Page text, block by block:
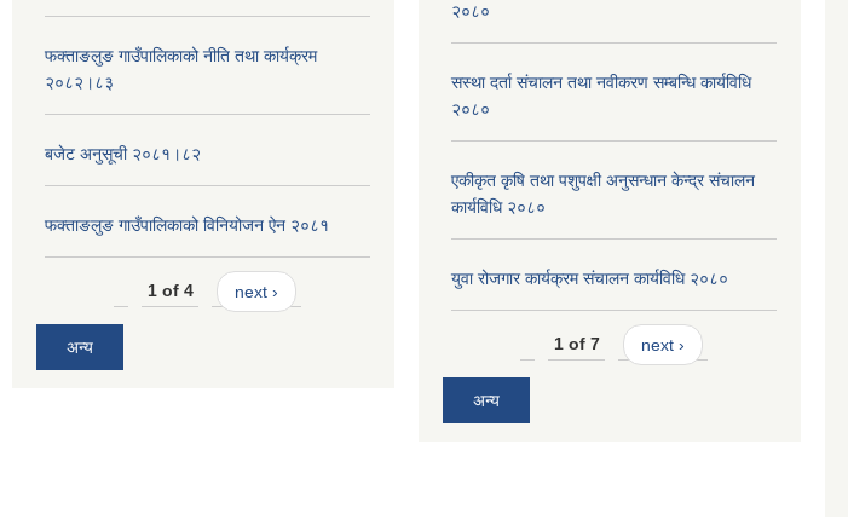
फक्ताङलुङ गाउँपालिकाको नीति तथा कार्यक्रम
२०८२।८३
बजेट अनुसूची २०८१।८२
फक्ताङलुङ गाउँपालिकाको विनियोजन ऐन २०८१
1 of 4 next ›
अन्य
२०८०
सस्था दर्ता संचालन तथा नवीकरण सम्बन्धि कार्यविधि
२०८०
एकीकृत कृषि तथा पशुपक्षी अनुसन्धान केन्द्र संचालन
कार्यविधि २०८०
युवा रोजगार कार्यक्रम संचालन कार्यविधि २०८०
1 of 7 next ›
अन्य